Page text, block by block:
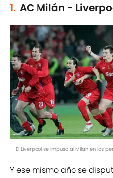
1. AC Milán -
El Liverpool se impuso al Milan en los
Y ese mismo año se